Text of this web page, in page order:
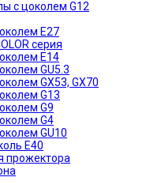
с цоколем G12
E27
серия
E14
GU5.3
GX53, GX70
G13
G9
G4
GU10
Е40
прожектора